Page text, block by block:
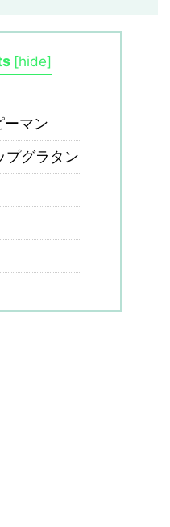
[hide]
ーマン
プグラタン